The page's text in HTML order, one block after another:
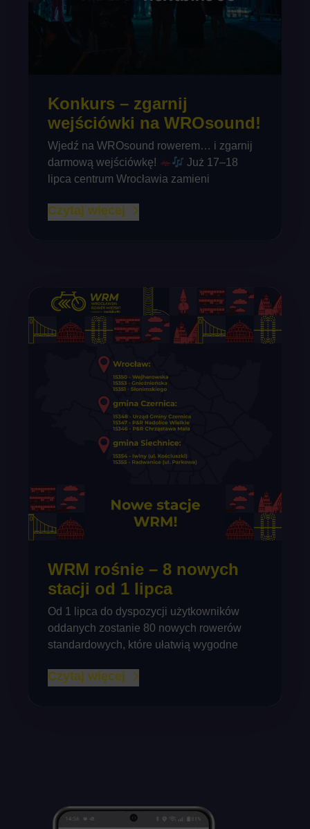
Konkurs – zgarnij
wejściówki na WROsound!
Wjedź na WROsound rowerem… i zgarnij
darmową wejściówkę!
Już 17–18
lipca centrum Wrocławia zamieni
Czytaj więcej
WRM rośnie – 8 nowych
stacji od 1 lipca
Od 1 lipca do dyspozycji użytkowników
oddanych zostanie 80 nowych rowerów
standardowych, które ułatwią wygodne
Czytaj więcej